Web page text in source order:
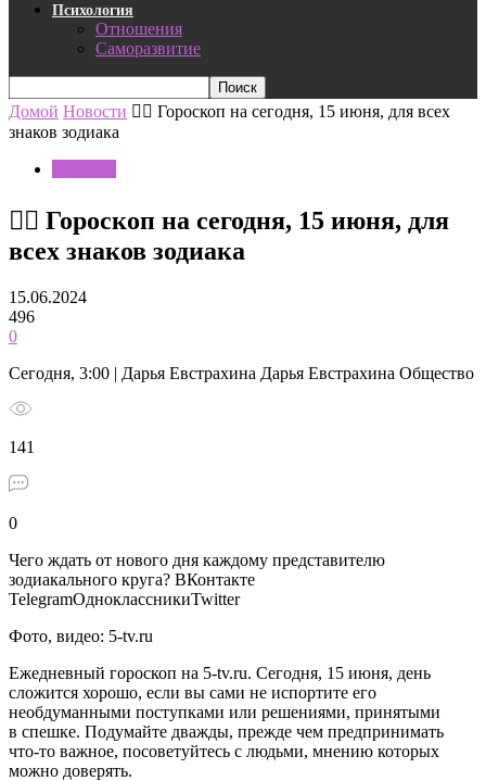
Психология
Отношения
Саморазвитие
Домой Новости 🧙‍♀ Гороскоп на сегодня, 15 июня, для всех
знаков зодиака
🧙‍♀ Гороскоп на сегодня, 15 июня, для
всех знаков зодиака
15.06.2024
496
0
Сегодня, 3:00 | Дарья Евстрахина Дарья Евстрахина Общество
141
0
Чего ждать от нового дня каждому представителю
зодиакального круга? ВКонтакте
TelegramОдноклассникиTwitter
Фото, видео: 5-tv.ru
Ежедневный гороскоп на 5-tv.ru. Сегодня, 15 июня, день
сложится хорошо, если вы сами не испортите его
необдуманными поступками или решениями, принятыми
в спешке. Подумайте дважды, прежде чем предпринимать
что-то важное, посоветуйтесь с людьми, мнению которых
можно доверять.